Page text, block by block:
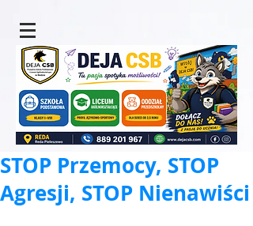
STOP Przemocy, STOP
Agresji, STOP Nienawiści